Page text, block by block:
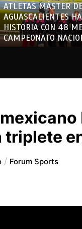
ATLETAS MÁSTER
AGUASCALIENTES
HISTORIA CON 48
CAMPEONATO
triplete
Forum Sports